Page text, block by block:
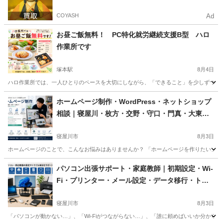
COYASH Ad
お昼ご飯無料！ PC特化就労継続支援B型 ハロ
作業所です
塚本駅 8月4日
ハロ作業所では、一人ひとりのペースを大切にしながら、「できること」を少しずつ
大阪 大阪市 塚本駅 エクセル
ホームページ制作・WordPress・ネットショップ
相談｜寝屋川・枚方・交野・守口・門真・大東・
寝屋川市 8月3日
ホームページのことで、こんなお悩みはありませんか？ 「ホームページを作りたい
大阪 寝屋川市 Webデザイナー ネットショップ
パソコン出張サポート・家庭教師｜初期設定・Wi-
Fi・プリンター・メール設定・データ移行・トラ
市・交野市・守口市・門真・大東・大阪市内も
寝屋川市 8月3日
「パソコンが動かない…」、「Wi-Fiがつながらない…」、「誰に頼めばいいか分か